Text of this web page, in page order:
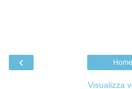
‹
Visualizza